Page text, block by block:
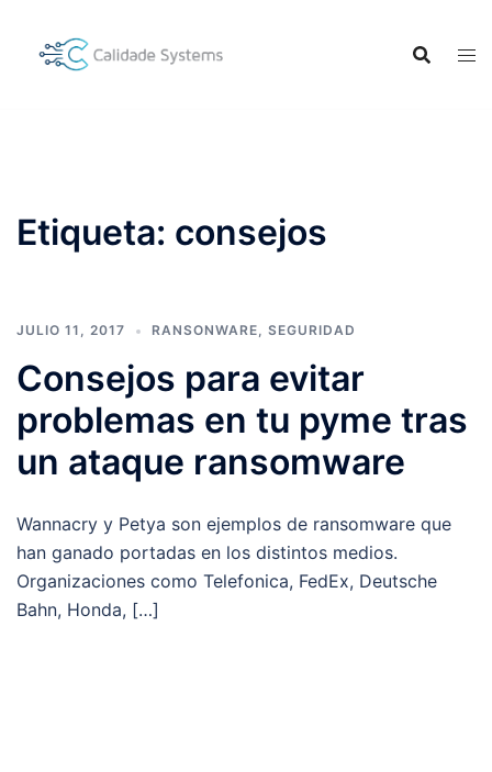
contenido
Etiqueta: consejos
JULIO 11, 2017 RANSONWARE, SEGURIDAD
Consejos para evitar
problemas en tu pyme tras
un ataque ransomware
Wannacry y Petya son ejemplos de ransomware que
han ganado portadas en los distintos medios.
Organizaciones como Telefonica, FedEx, Deutsche
Bahn, Honda, […]